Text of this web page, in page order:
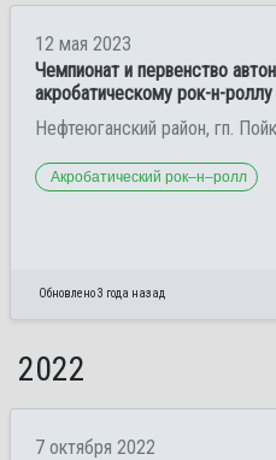
12 мая 2023
Чемпионат и первенство
акробатическому рок-н-роллу
Нефтеюганский район, гп.
Акробатический рок–н–ролл
Обновлено 3 года назад
2022
7 октября 2022